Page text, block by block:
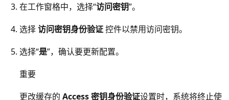
在工作窗格中，选择“访问密钥”。
选择访问密钥身份验证控件以禁用访问密钥。
选择“是”，确认要更新配置。
重要
更改缓存的 Access 密钥身份验证设置时，系统将终止使